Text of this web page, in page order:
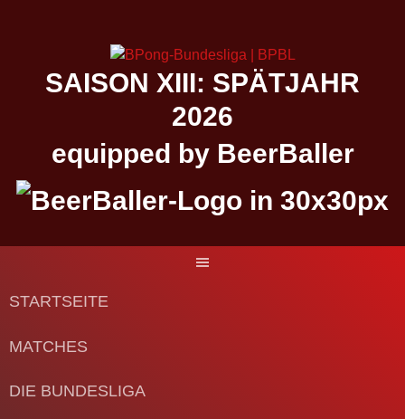
SAISON XIII: SPÄTJAHR
2026
equipped by BeerBaller
STARTSEITE
MATCHES
DIE BUNDESLIGA